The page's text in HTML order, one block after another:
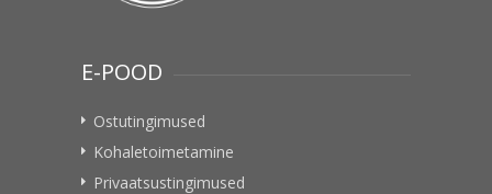
E-POOD
Ostutingimused
Kohaletoimetamine
Privaatsustingimused